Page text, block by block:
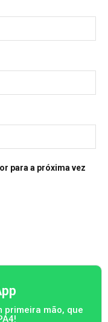
para a próxima vez
primeira mão, que